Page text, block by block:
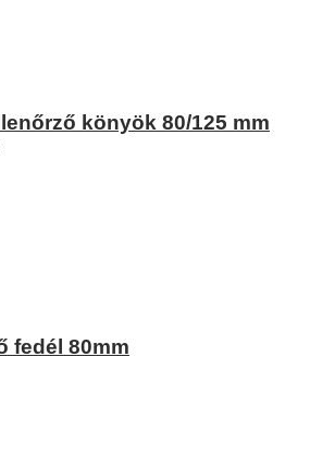
könyök 80/125 mm
fedél 80mm